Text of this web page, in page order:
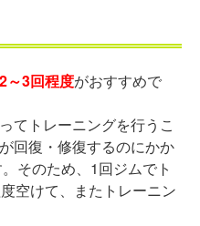
～3回程度がおすすめで
てトレーニングを行うこ
回復・修復するのにかか
そのため、1回ジムでト
空けて、またトレーニン